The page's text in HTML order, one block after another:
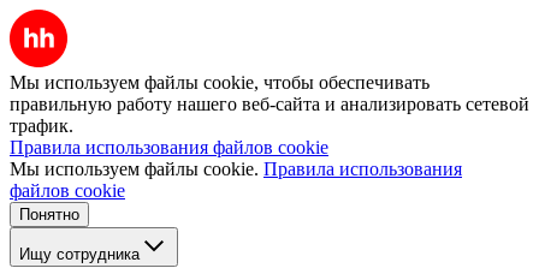
Мы используем файлы cookie, чтобы обеспечивать
правильную работу нашего веб-сайта и анализировать сетевой
трафик.
Правила использования файлов cookie
Мы используем файлы cookie. Правила использования
файлов cookie
Понятно
Ищу сотрудника